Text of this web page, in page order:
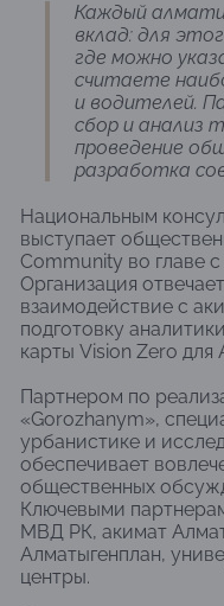
Каждый
вклад: для
где можно
считаете
и водителей.
сбор и анализ
проведение
разработка
Национальным
выступает
Community во главе
Организация
взаимодействие с
подготовку
карты Vision Zero для
Партнером по
«Gorozhanym»,
урбанистике и
обеспечивает
общественных
Ключевыми
МВД РК, акимат
Алматыгенплан,
центры.